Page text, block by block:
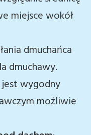
miejsce wokół
dmuchańca
dmuchawy.
jest wygodny
możliwie